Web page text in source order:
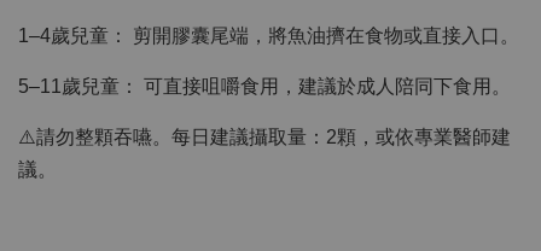
1–4歲兒童： 剪開膠囊尾端，將魚油擠在食物或直接入口。
5–11歲兒童： 可直接咀嚼食用，建議於成人陪同下食用。
⚠️請勿整顆吞嚥。每日建議攝取量：2顆，或依專業醫師建
議。